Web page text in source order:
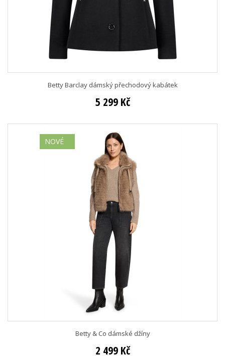
Betty Barclay dámský přechodový kabátek
5 299 Kč
NOVÉ
Betty & Co dámské džíny
2 499 Kč